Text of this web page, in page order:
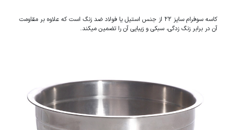
کاسه سوفرام سایز 22 از جنس استیل یا فولاد ضد زنگ است که علاوه بر مقاومت
آن در برابر زنگ زدگی، سبکی و زیبایی آن را تضمین میکند.